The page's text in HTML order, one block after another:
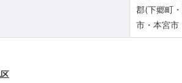
郡(下郷町
市・本宮市